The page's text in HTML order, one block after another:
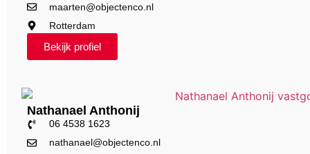
maarten@objectenco.nl
Rotterdam
Bekijk profiel
Nathanael Anthonij
06 4538 1623
nathanael@objectenco.nl